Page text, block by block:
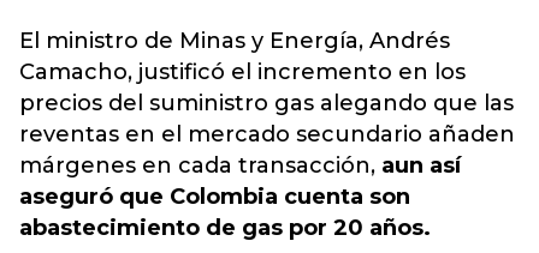
El ministro de Minas y Energía, Andrés
Camacho, justificó el incremento en los
precios del suministro gas alegando que las
reventas en el mercado secundario añaden
márgenes en cada transacción, aun así
aseguró que Colombia cuenta son
abastecimiento de gas por 20 años.